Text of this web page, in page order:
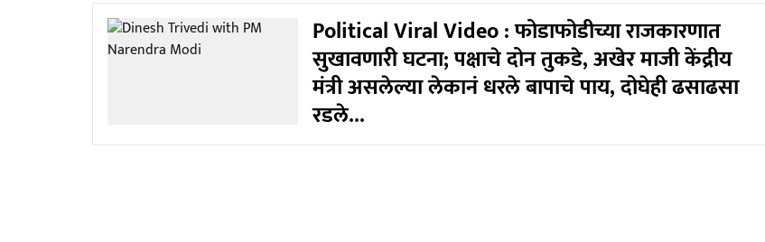
Political Viral Video : फोडाफोडीच्या राजकारणात
सुखावणारी घटना; पक्षाचे दोन तुकडे, अखेर माजी केंद्रीय
मंत्री असलेल्या लेकानं धरले बापाचे पाय, दोघेही ढसाढसा
रडले...